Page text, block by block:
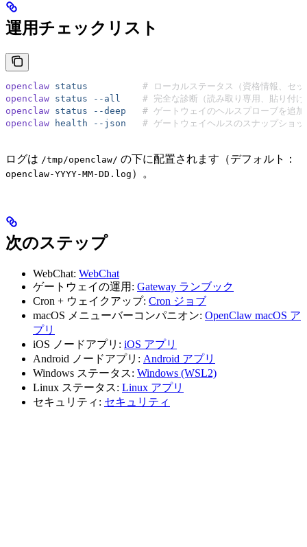
運用チェックリスト
openclaw status
# ローカルステータス（資格情報、セッ
openclaw status --all
# 完全な診断（読み取り専用、貼り付け
openclaw status --deep
# ゲートウェイのヘルスプローブを
openclaw health --json
# ゲートウェイヘルスのスナップショ
ログは /tmp/openclaw/ の下に配置されます（デフォルト：
openclaw-YYYY-MM-DD.log ）。
次のステップ
WebChat: WebChat
ゲートウェイの運用: Gateway ランブック
Cron + ウェイクアップ: Cron ジョブ
macOS メニューバーコンパニオン: OpenClaw macOS ア
プリ
iOS ノードアプリ: iOS アプリ
Android ノードアプリ: Android アプリ
Windows ステータス: Windows (WSL2)
Linux ステータス: Linux アプリ
セキュリティ: セキュリティ